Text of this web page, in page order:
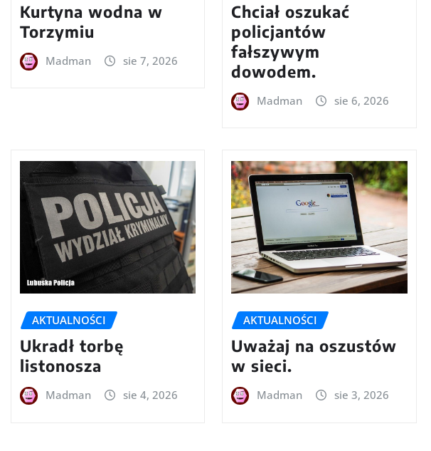
Kurtyna wodna w
Torzymiu
Madman sie 7, 2026
Chciał oszukać
policjantów
fałszywym
dowodem.
Madman sie 6, 2026
AKTUALNOŚCI
Ukradł torbę
listonosza
Madman sie 4, 2026
AKTUALNOŚCI
Uważaj na oszustów
w sieci.
Madman sie 3, 2026